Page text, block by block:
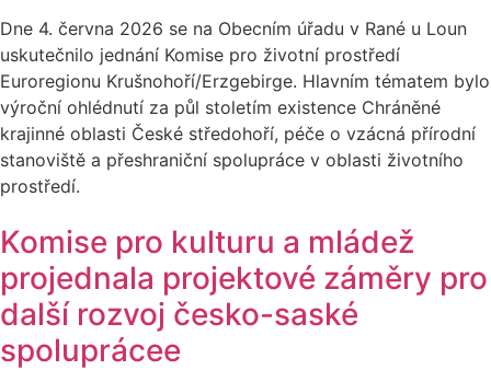
Dne 4. června 2026 se na Obecním úřadu v Rané u Loun
uskutečnilo jednání Komise pro životní prostředí
Euroregionu Krušnohoří/Erzgebirge. Hlavním tématem bylo
výroční ohlédnutí za půl stoletím existence Chráněné
krajinné oblasti České středohoří, péče o vzácná přírodní
stanoviště a přeshraniční spolupráce v oblasti životního
prostředí.
Komise pro kulturu a mládež
projednala projektové záměry pro
další rozvoj česko-saské
spoluprácee